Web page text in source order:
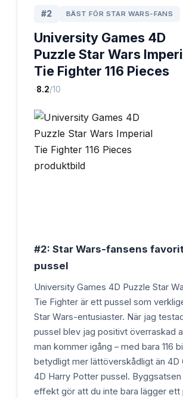
#2 BÄST FÖR STAR WARS-FANS
University Games 4D
Puzzle Star Wars
Tie Fighter 116 Pieces
·8.2/10
#2: Star Wars-fansens
pussel
University Games 4D Puzzle Star
Tie Fighter är ett pussel som
Star Wars-entusiaster. När jag
pussel blev jag positivt överraskad
man kommer igång – med bara 116
betydligt mer lättöverskådligt än 4D
4D Harry Potter pussel.
effekt gör att du inte bara lägger ett